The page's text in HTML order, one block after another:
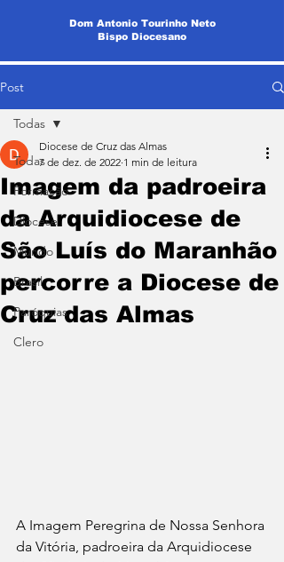
Dom Antonio Tourinho Neto
Bispo Diocesano
Post
Todas
Formação
Diocese
Mundo
Brasil
Paróquias
Clero
Todas
Imagem da padroeira
da Arquidiocese de
São Luís do Maranhão
percorre a Diocese de
Cruz das Almas
Diocese de Cruz das Almas
7 de dez. de 2022 1 min de leitura
A Imagem Peregrina de Nossa Senhora
da Vitória, padroeira da Arquidiocese